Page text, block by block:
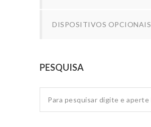
DISPOSITIVOS OPCIONAIS
PESQUISA